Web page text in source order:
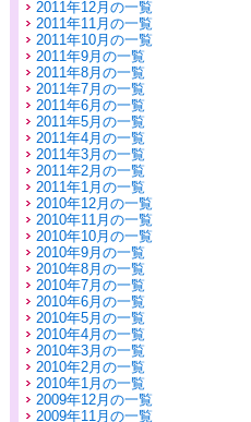
2011年12月の一覧
2011年11月の一覧
2011年10月の一覧
2011年9月の一覧
2011年8月の一覧
2011年7月の一覧
2011年6月の一覧
2011年5月の一覧
2011年4月の一覧
2011年3月の一覧
2011年2月の一覧
2011年1月の一覧
2010年12月の一覧
2010年11月の一覧
2010年10月の一覧
2010年9月の一覧
2010年8月の一覧
2010年7月の一覧
2010年6月の一覧
2010年5月の一覧
2010年4月の一覧
2010年3月の一覧
2010年2月の一覧
2010年1月の一覧
2009年12月の一覧
2009年11月の一覧